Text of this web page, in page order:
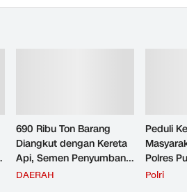
690 Ribu Ton Barang
Diangkut dengan Kereta
Api, Semen Penyumbang
Volume Terbesar
DAERAH
Peduli
Polres
Jemput
Polri